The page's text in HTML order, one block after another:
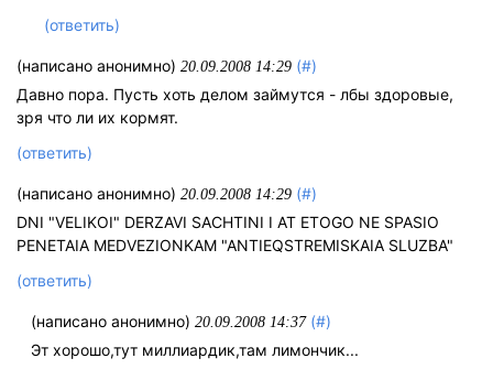
(ответить)
(написано анонимно) 20.09.2008 14:29 (#)
Давно пора. Пусть хоть делом займутся - лбы здоровые,
зря что ли их кормят.
(ответить)
(написано анонимно) 20.09.2008 14:29 (#)
DNI "VELIKOI" DERZAVI SACHTINI I AT ETOGO NE SPASIO
PENETAIA MEDVEZIONKAM "ANTIEQSTREMISKAIA SLUZBA"
(ответить)
(написано анонимно) 20.09.2008 14:37 (#)
Эт хорошо,тут миллиардик,там лимончик...